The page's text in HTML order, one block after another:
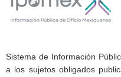
Sistema de Información
a los sujetos obligados